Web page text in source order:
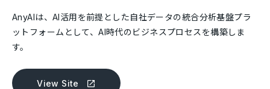
AnyAIは、AI活用を前提とした自社データの統合分析基盤プラ
ットフォームとして、AI時代のビジネスプロセスを構築しま
す。
View Site